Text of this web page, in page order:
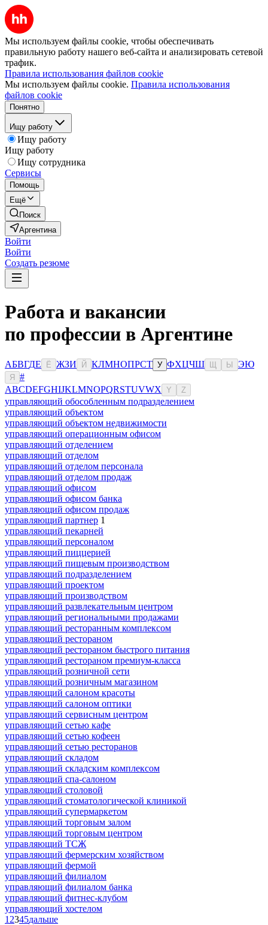
Мы используем файлы cookie, чтобы обеспечивать
правильную работу нашего веб-сайта и анализировать сетевой
трафик.
Правила использования файлов cookie
Мы используем файлы cookie. Правила использования
файлов cookie
Понятно
Ищу работу
Ищу работу
Ищу работу
Ищу сотрудника
Сервисы
Помощь
Ещё
Поиск
Аргентина
Войти
Войти
Создать резюме
Работа и вакансии
по профессии в Аргентине
АБВГДЕ Ё ЖЗИ Й КЛМНОПРСТ У ФХЦЧШ Ы ЭЮ
Я
#
ABCDEFGHIJKLMNOPQRSTUVWX Y Z
управляющий обособленным подразделением
управляющий объектом
управляющий объектом недвижимости
управляющий операционным офисом
управляющий отделением
управляющий отделом
управляющий отделом персонала
управляющий отделом продаж
управляющий офисом
управляющий офисом банка
управляющий офисом продаж
управляющий партнер 1
управляющий пекарней
управляющий персоналом
управляющий пиццерией
управляющий пищевым производством
управляющий подразделением
управляющий проектом
управляющий производством
управляющий развлекательным центром
управляющий региональными продажами
управляющий ресторанным комплексом
управляющий рестораном
управляющий рестораном быстрого питания
управляющий рестораном премиум-класса
управляющий розничной сети
управляющий розничным магазином
управляющий салоном красоты
управляющий салоном оптики
управляющий сервисным центром
управляющий сетью кафе
управляющий сетью кофеен
управляющий сетью ресторанов
управляющий складом
управляющий складским комплексом
управляющий спа-салоном
управляющий столовой
управляющий стоматологической клиникой
управляющий супермаркетом
управляющий торговым залом
управляющий торговым центром
управляющий ТСЖ
управляющий фермерским хозяйством
управляющий фермой
управляющий филиалом
управляющий филиалом банка
управляющий фитнес-клубом
управляющий хостелом
1 2345дальше